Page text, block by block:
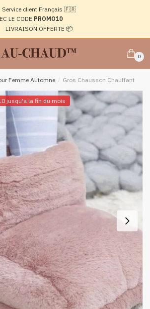
Service client Français 🇫🇷
LE CODE PROMO10
LIVRAISON OFFERTE 📦
0
Femme Automne / Gros Chausson Chauffant
jusqu'a la fin du mois